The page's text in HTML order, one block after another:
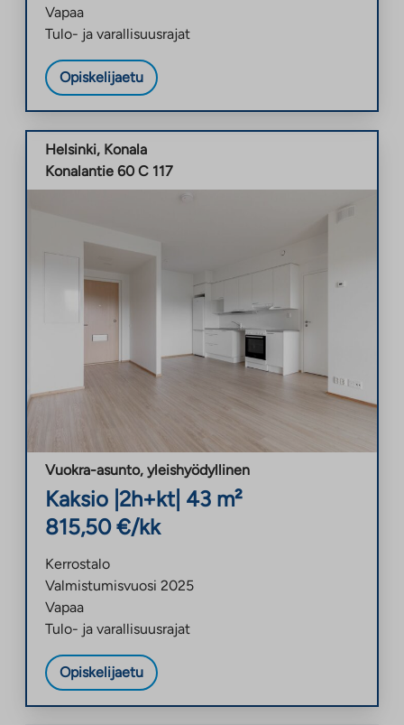
Vapaa
Tulo- ja varallisuusrajat
Opiskelijaetu
Helsinki, Konala
Konalantie 60 C 117
Vuokra-asunto, yleishyödyllinen
Kaksio 2h+kt| 43 m²
815,50 €/kk
Kerrostalo
Valmistumisvuosi 2025
Vapaa
Tulo- ja varallisuusrajat
Opiskelijaetu